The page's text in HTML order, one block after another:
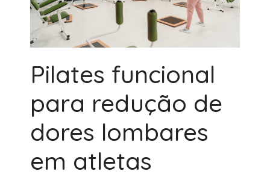
Pilates funcional
para redução de
dores lombares
em atletas